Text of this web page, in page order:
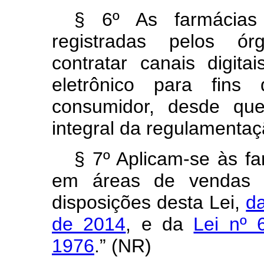
§ 6º As
registradas pelos
contratar canais
eletrônico para
consumidor, desde
integral da
§ 7º Aplicam-se às
em áreas de vendas
disposições desta Lei,
de 2014, e da Lei nº
1976.” (NR)